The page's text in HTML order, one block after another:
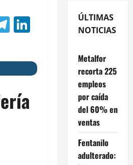
Telegram
LinkedInÚLTIMAS
NOTICIAS
Metalfor
recorta 225
empleos
por caída
del 60% en
ventas
Fentanilo
adulterado: